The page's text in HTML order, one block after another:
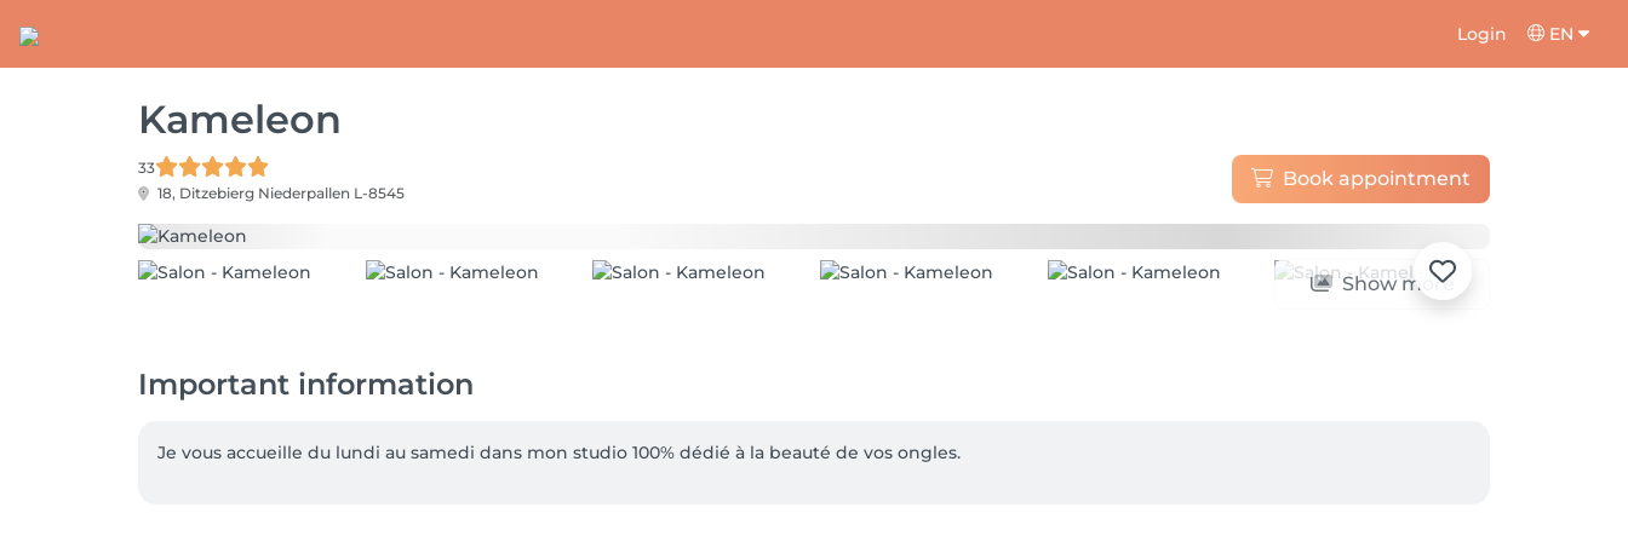
Login EN
Kameleon
33
18, Ditzebierg Niederpallen L-8545
Book appointment
Show more
Important information
Je vous accueille du lundi au samedi dans mon studio 100% dédié à la beauté de vos ongles.